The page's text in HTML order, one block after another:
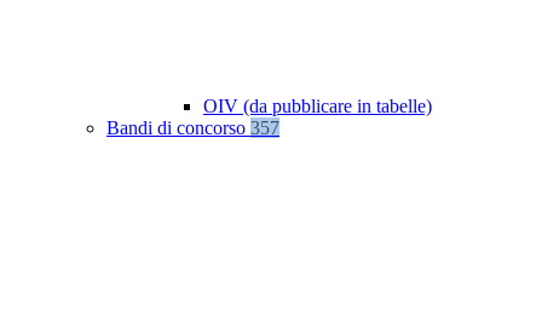
OIV (da pubblicare in tabelle)
Bandi di concorso 357